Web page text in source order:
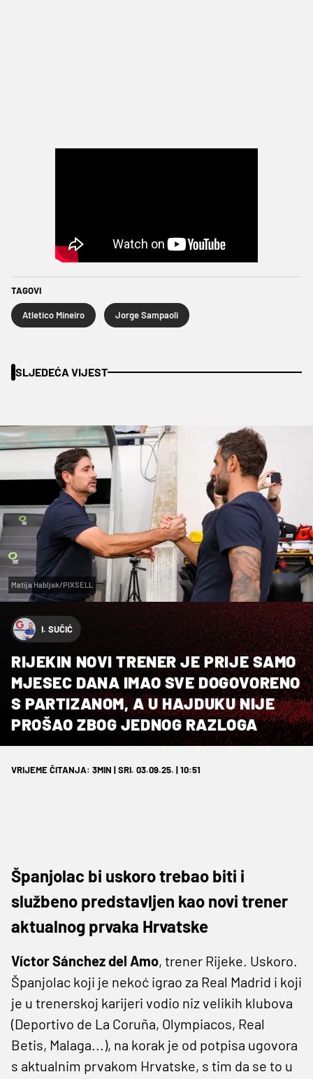
TAGOVI
Atletico Mineiro Jorge Sampaoli
SLJEDEĆA VIJEST
Matija Habljak/PIXSELL
I. SUČIĆ
RIJEKIN NOVI TRENER JE PRIJE SAMO
MJESEC DANA IMAO SVE DOGOVORENO
S PARTIZANOM, A U HAJDUKU NIJE
PROŠAO ZBOG JEDNOG RAZLOGA
VRIJEME ČITANJA: 3MIN | SRI. 03.09.25. | 10:51
Španjolac bi uskoro trebao biti i
službeno predstavljen kao novi trener
aktualnog prvaka Hrvatske
Víctor Sánchez del Amo, trener Rijeke. Uskoro.
Španjolac koji je nekoć igrao za Real Madrid i koji
je u trenerskoj karijeri vodio niz velikih klubova
(Deportivo de La Coruña, Olympiacos, Real
Betis, Malaga...), na korak je od potpisa ugovora
s aktualnim prvakom Hrvatske, s tim da se to u